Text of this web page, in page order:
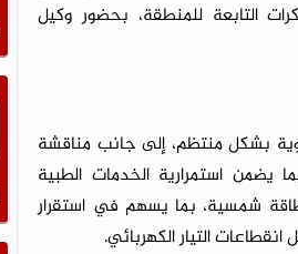
التابعة للمنطقة، بحضور وكيل
بشكل منتظم، إلى جانب مناقشة
يضمن استمرارية الخدمات الطبية
شمسية، بما يسهم في استقرار
التيار الكهربائي.